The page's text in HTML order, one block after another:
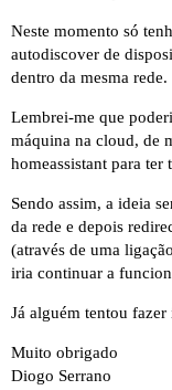
Neste momento só
autodiscover de
dentro da mesma rede.
Lembrei-me que
máquina na cloud, de
homeassistant para
Sendo assim, a ideia
da rede e depois
(através de uma
iria continuar a
Já alguém tentou fazer
Muito obrigado
Diogo Serrano